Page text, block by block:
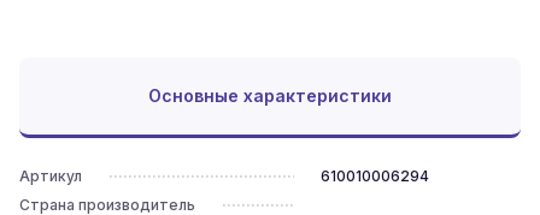
Основные характеристики
Артикул
610010006294
Страна производитель